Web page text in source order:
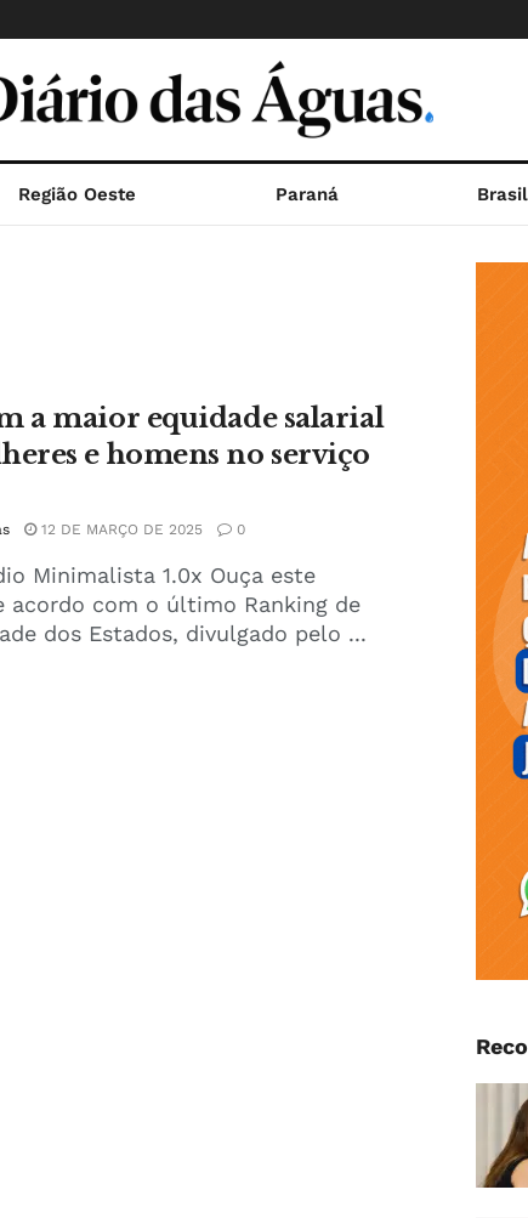
Região Oeste Paraná Brasil
a maior equidade salarial
e homens no serviço
12 DE MARÇO DE 2025 0
Minimalista 1.0x Ouça este
acordo com o último Ranking de
dos Estados, divulgado pelo ...